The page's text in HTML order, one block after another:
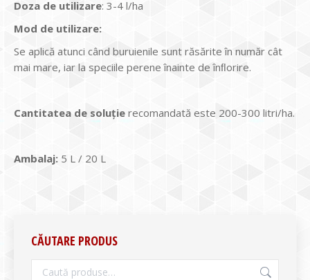
Doza de utilizare: 3-4 l/ha
Mod de utilizare:
Se aplică atunci când buruienile sunt răsărite în număr cât
mai mare, iar la speciile perene înainte de înﬂorire.
Cantitatea de soluţie recomandată este 200-300 litri/ha.
Ambalaj: 5 L / 20 L
CĂUTARE PRODUS